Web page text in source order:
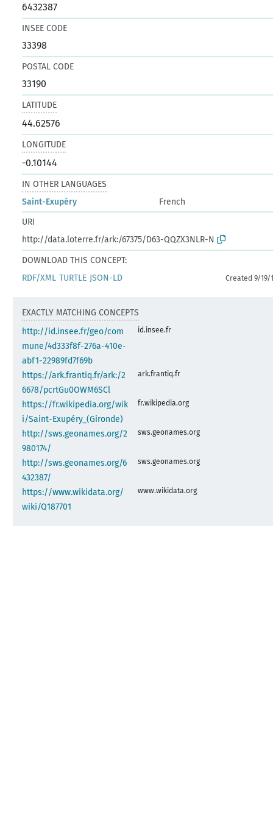
6432387
INSEE CODE
33398
POSTAL CODE
33190
LATITUDE
44.62576
LONGITUDE
-0.10144
IN OTHER LANGUAGES
Saint-Exupéry
French
URI
http://data.loterre.fr/ark:/67375/D63-QQZX3NLR-N
DOWNLOAD THIS CONCEPT:
RDF/XML TURTLE JSON-LD Created 9/19/
EXACTLY MATCHING CONCEPTS
http://id.insee.fr/geo/com
mune/4d333f8f-276a-410e-
abf1-22989fd7f69b
id.insee.fr
https://ark.frantiq.fr/ark:/2
6678/pcrtGu0OWM6SCl
ark.frantiq.fr
https://fr.wikipedia.org/wik
i/Saint-Exupéry_(Gironde)
fr.wikipedia.org
http://sws.geonames.org/2
980174/
sws.geonames.org
http://sws.geonames.org/6
432387/
sws.geonames.org
https://www.wikidata.org/
wiki/Q187701
www.wikidata.org